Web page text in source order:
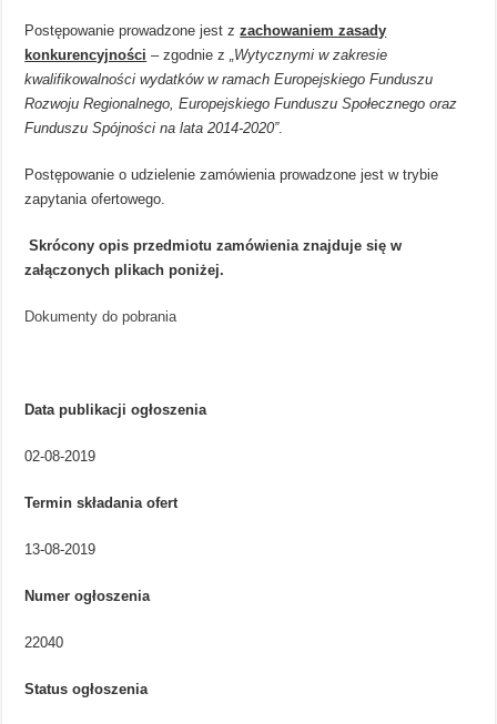
Postępowanie prowadzone jest zzachowaniem zasady
konkurencyjności – zgodnie z
„Wytycznymi w zakresie
kwalifikowalności wydatków w ramach Europejskiego Funduszu
Rozwoju Regionalnego, Europejskiego Funduszu Społecznego oraz
Funduszu Spójności na lata 2014-2020”.
Postępowanie o udzielenie zamówienia prowadzone jest w trybie
zapytania ofertowego.
Skrócony opis przedmiotu zamówienia znajduje się w
załączonych plikach poniżej.
Dokumenty do pobrania
Data publikacji ogłoszenia
02-08-2019
Termin składania ofert
13-08-2019
Numer ogłoszenia
22040
Status ogłoszenia